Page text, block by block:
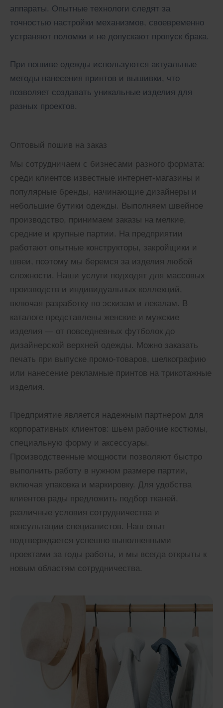
аппараты. Опытные технологи следят за
точностью настройки механизмов, своевременно
устраняют поломки и не допускают пропуск брака.
При пошиве одежды используются актуальные
методы нанесения принтов и вышивки, что
позволяет создавать уникальные изделия для
разных проектов.
Оптовый пошив на заказ
Мы сотрудничаем с бизнесами разного формата:
среди клиентов известные интернет-магазины и
популярные бренды, начинающие дизайнеры и
небольшие бутики одежды. Выполняем швейное
производство, принимаем заказы на мелкие,
средние и крупные партии. На предприятии
работают опытные конструкторы, закройщики и
швеи, поэтому мы беремся за изделия любой
сложности. Наши услуги подходят для массовых
производств и индивидуальных коллекций,
включая разработку по эскизам и лекалам. В
каталоге представлены женские и мужские
изделия — от повседневных футболок до
дизайнерской верхней одежды. Можно заказать
печать при выпуске промо-товаров, шелкографию
или нанесение рекламные принтов на трикотажные
изделия.
Предприятие является надежным партнером для
корпоративных клиентов: шьем рабочие костюмы,
специальную форму и аксессуары.
Производственные мощности позволяют быстро
выполнить работу в нужном размере партии,
включая упаковка и маркировку. Для удобства
клиентов рады предложить подбор тканей,
различные условия сотрудничества и
консультации специалистов. Наш опыт
подтверждается успешно выполненными
проектами за годы работы, и мы всегда открыты к
новым областям сотрудничества.